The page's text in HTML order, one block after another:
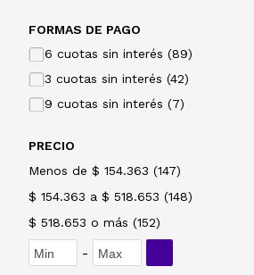
FORMAS DE PAGO
6 cuotas sin interés (89)
3 cuotas sin interés (42)
9 cuotas sin interés (7)
PRECIO
Menos de $ 154.363 (147)
$ 154.363 a $ 518.653 (148)
$ 518.653 o más (152)
-